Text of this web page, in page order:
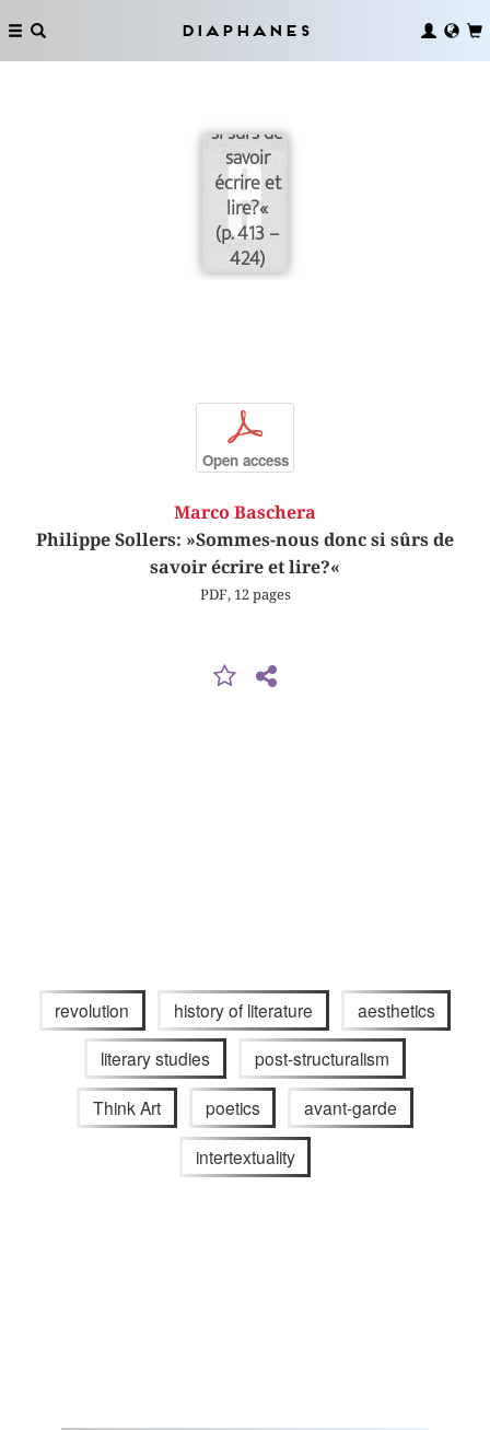
Diaphanes
Philippe
Sollers:
si sûrs de
savoir
écrire et
lire?«
(p. 413 –
424)
p
Open access
Marco Baschera
Philippe Sollers: »Sommes-nous donc si sûrs de
savoir écrire et lire?«
PDF, 12 pages
revolution history of literature aesthetics
literary studies post-structuralism
Think Art poetics avant-garde
intertextuality